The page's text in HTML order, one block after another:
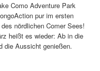
Como Adventure Park
pur im ersten
nördlichen Comer Sees!
heißt es wieder: Ab in die
die Aussicht genießen.